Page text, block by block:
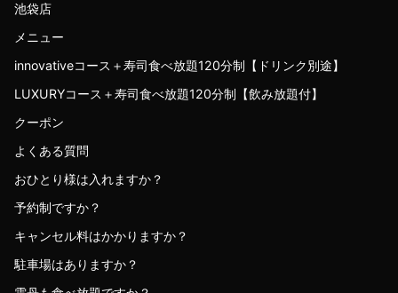
池袋店
メニュー
innovativeコース＋寿司食べ放題120分制【ドリンク別途】
LUXURYコース＋寿司食べ放題120分制【飲み放題付】
クーポン
よくある質問
おひとり様は入れますか？
予約制ですか？
キャンセル料はかかりますか？
駐車場はありますか？